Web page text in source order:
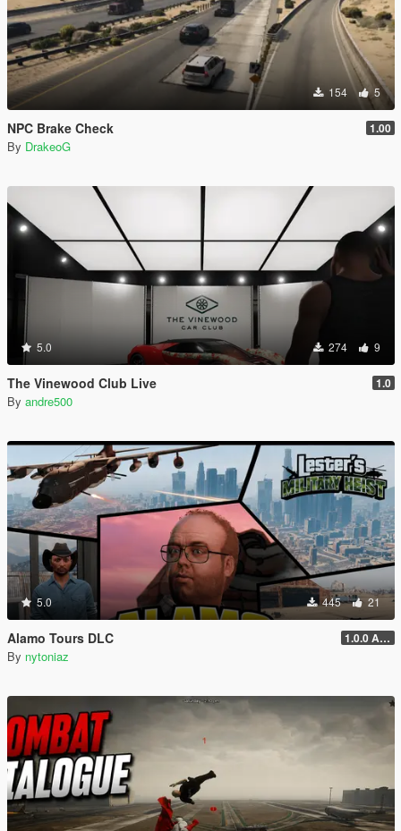
154 5
NPC Brake Check 1.00
By DrakeoG
5.0 274 9
The Vinewood Club Live 1.0
By andre500
5.0 445 21
Alamo Tours DLC 1.0.0 Alpha
By nytoniaz